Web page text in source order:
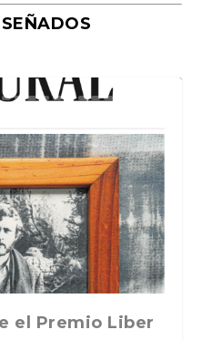
del espacio en
el Premio Liber